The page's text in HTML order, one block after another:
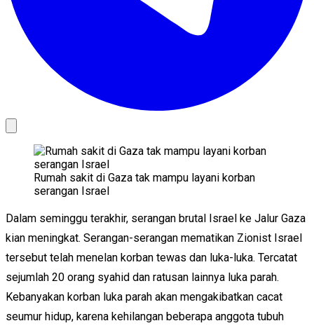
Rumah sakit di Gaza tak mampu layani korban
serangan Israel
Dalam seminggu terakhir, serangan brutal Israel ke Jalur Gaza
kian meningkat. Serangan-serangan mematikan Zionist Israel
tersebut telah menelan korban tewas dan luka-luka. Tercatat
sejumlah 20 orang syahid dan ratusan lainnya luka parah.
Kebanyakan korban luka parah akan mengakibatkan cacat
seumur hidup, karena kehilangan beberapa anggota tubuh